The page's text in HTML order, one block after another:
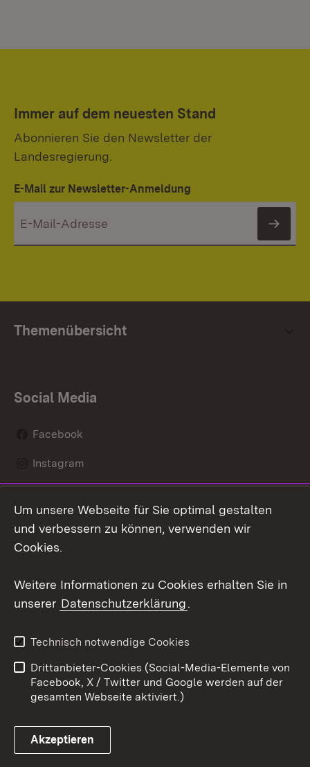
Immer auf dem neuesten Stand
Abonnieren Sie den Newsletter der
Landesregierung.
E-Mail zur Newsletter-Anmeldung
Themenübersicht
Social Media
Facebook
Instagram
Mastodon
Youtube
Link zum Landesportal
Kontakt
Datenschutz
Barrierefreiheit
Impressum Cookies
Um unsere Webseite für Sie optimal gestalten
und verbessern zu können, verwenden wir
Cookies.
Weitere Informationen zu Cookies erhalten Sie in
unserer Datenschutzerklärung.
Technisch notwendige Cookies
Drittanbieter-Cookies (Social-Media-Elemente von
Facebook, X / Twitter und Google werden auf der
gesamten Webseite aktiviert.)
Akzeptieren